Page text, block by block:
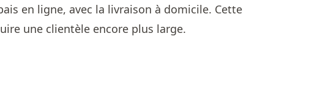
en ligne, avec la livraison à domicile. Cette
une clientèle encore plus large.